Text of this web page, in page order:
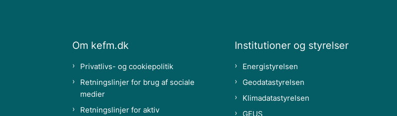
Om kefm.dk
Privatlivs- og cookiepolitik
Retningslinjer for brug af sociale
medier
Retningslinjer for aktiv
Institutioner og styrelser
Energistyrelsen
Geodatastyrelsen
Klimadatastyrelsen
GEUS